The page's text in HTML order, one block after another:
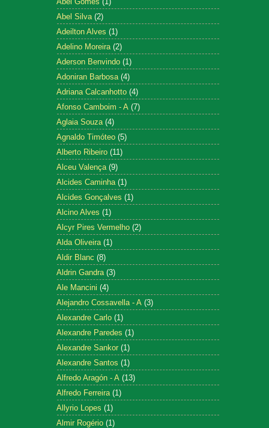
Abel Silva (2)
Adeilton Alves (1)
Adelino Moreira (2)
Aderson Benvindo (1)
Adoniran Barbosa (4)
Adriana Calcanhotto (4)
Afonso Camboim - A (7)
Aglaia Souza (4)
Agnaldo Timóteo (5)
Alberto Ribeiro (11)
Alceu Valença (9)
Alcides Caminha (1)
Alcides Gonçalves (1)
Alcino Alves (1)
Alcyr Pires Vermelho (2)
Alda Oliveira (1)
Aldir Blanc (8)
Aldrin Gandra (3)
Ale Mancini (4)
Alejandro Cossavella - A (3)
Alexandre Carlo (1)
Alexandre Paredes (1)
Alexandre Sankor (1)
Alexandre Santos (1)
Alfredo Aragón - A (13)
Alfredo Ferreira (1)
Allyrio Lopes (1)
Almir Rogério (1)